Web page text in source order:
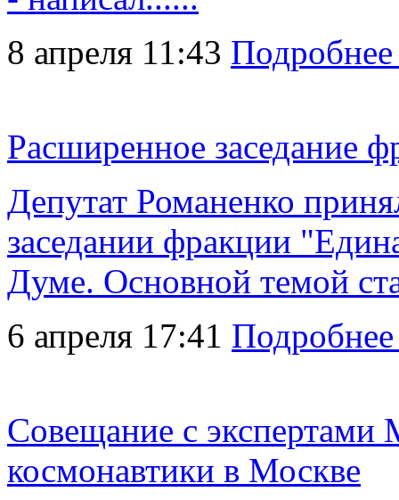
8 апреля 11:43
Расширенное заседание
Депутат Романенко
заседании фракции
Думе. Основной темой
6 апреля 17:41
Совещание с экспертами
космонавтики в Москве